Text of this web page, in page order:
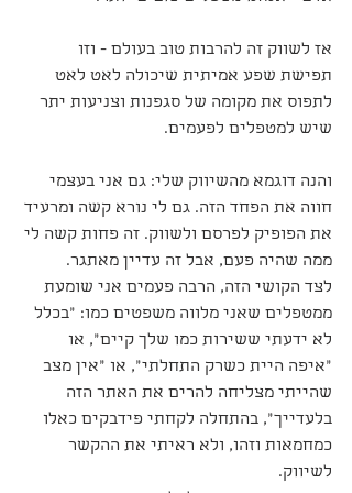
אז לשווק זה להרבות טוב בעולם - וזו
תפישת שפע אמיתית שיכולה לאט לאט
לתפוס את מקומה של סגפנות וצניעות יתר
שיש למטפלים לפעמים.
והנה דוגמא מהשיווק שלי: גם אני בעצמי
חווה את הפחד הזה. גם לי נורא קשה ומרעיד
את הפופיק לפרסם ולשווק. זה פחות קשה לי
ממה שהיה פעם, אבל זה עדיין מאתגר.
לצד הקושי הזה, הרבה פעמים אני שומעת
ממטפלים שאני מלווה משפטים כמו: "בכלל
לא ידעתי ששירות כמו שלך קיים", או
"איפה היית כשרק התחלתי", או "אין מצב
שהייתי מצליחה להרים את האתר הזה
בלעדייך", בהתחלה לקחתי פידבקים כאלו
כמחמאות וזהו, ולא ראיתי את ההקשר
לשיווק.